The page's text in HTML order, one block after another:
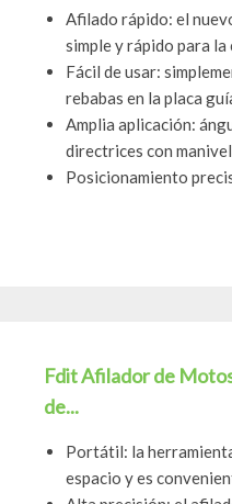
Afilado rápido: el
simple y rápido para
Fácil de usar:
rebabas en la placa
Amplia aplicación:
directrices con
Posicionamiento
Fdit Afilador de
de...
Portátil: la
espacio y es